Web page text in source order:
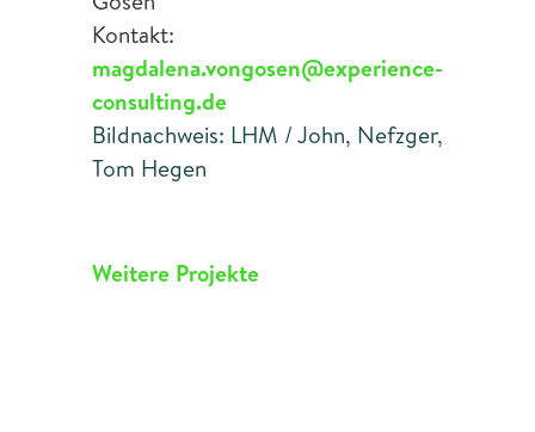
Kontakt:
magdalena.vongosen@experience-
consulting.de
Bildnachweis: LHM / John, Nefzger,
Tom Hegen
Weitere Projekte